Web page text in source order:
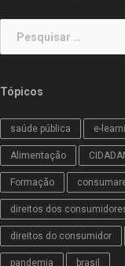
por:
Tópicos
saúde pública e-
Alimentação
Formação
direitos dos
direitos do consumidor
pandemia brasil